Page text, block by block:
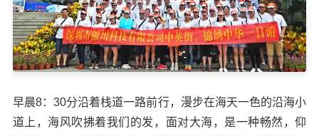
早晨8：30分沿着栈道一路前行，漫步在海天一色的沿海小
道上，海风吹拂着我们的发，面对大海，是一种畅然，仰